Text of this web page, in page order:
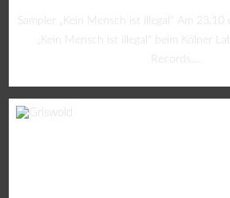
Sampler „Kein Mensch ist illegal“ Am 23.10
„Kein Mensch ist illegal“ beim Kölner
Records....